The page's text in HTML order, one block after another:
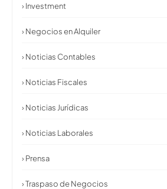
› Investment
› Negocios en Alquiler
› Noticias Contables
› Noticias Fiscales
› Noticias Jurídicas
› Noticias Laborales
› Prensa
› Traspaso de Negocios